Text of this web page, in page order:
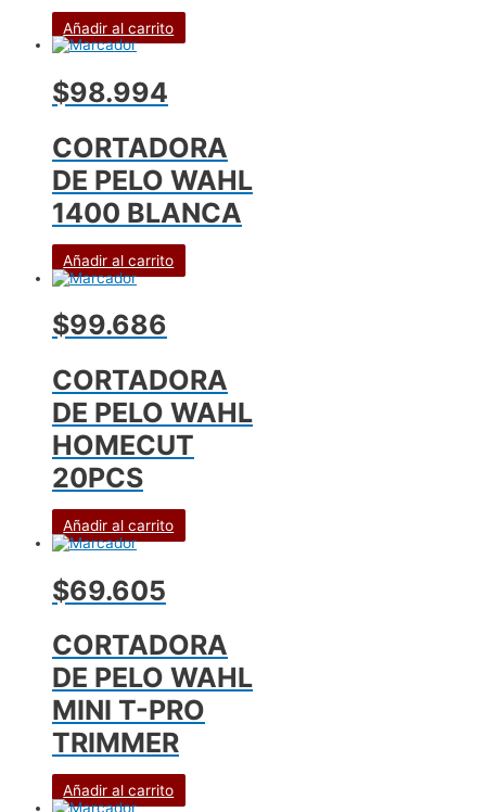
Añadir al carrito
$98.994
CORTADORA
DE PELO WAHL
1400 BLANCA
Añadir al carrito
$99.686
CORTADORA
DE PELO WAHL
HOMECUT
20PCS
Añadir al carrito
$69.605
CORTADORA
DE PELO WAHL
MINI T-PRO
TRIMMER
Añadir al carrito